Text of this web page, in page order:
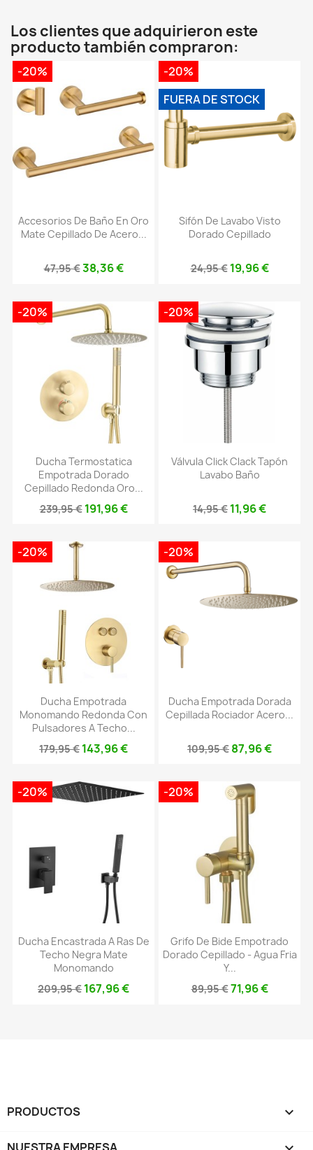
Los clientes que adquirieron este
producto también compraron:
Accesorios De Baño En Oro
Mate Cepillado De Acero...
47,95 €38,36 €
-20%
Sifón De Lavabo Visto
Dorado Cepillado
24,95 € 19,96 €
-20%
FUERA DE STOCK
Ducha Termostatica
Empotrada Dorado
Cepillado Redonda Oro...
239,95 € 191,96 €
-20%
Válvula Click Clack Tapón
Lavabo Baño
14,95 € 11,96 €
-20%
Ducha Empotrada
Monomando Redonda Con
Pulsadores A Techo...
179,95 € 143,96 €
-20%
Ducha Empotrada Dorada
Cepillada Rociador Acero...
109,95 € 87,96 €
-20%
Ducha Encastrada A Ras De
Techo Negra Mate
Monomando
209,95 € 167,96 €
-20%
Grifo De Bide Empotrado
Dorado Cepillado - Agua Fria
Y...
89,95 €71,96 €
-20%
PRODUCTOS 